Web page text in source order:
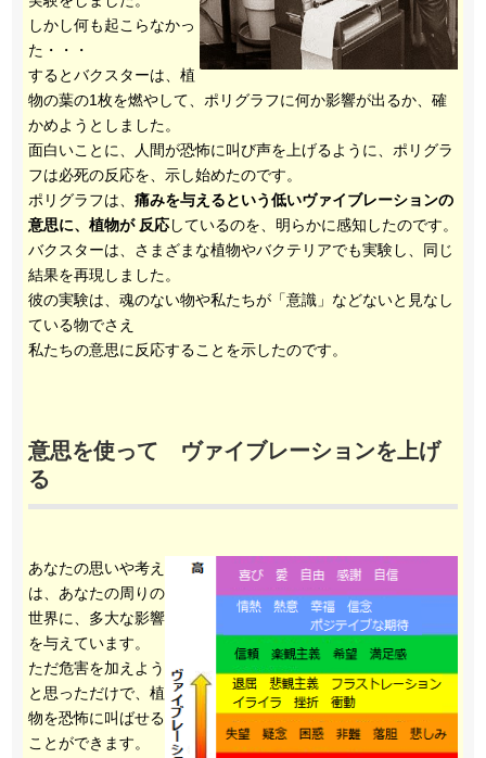
しかし何も起こらなかっ
た・・・
するとバクスターは、植
物の葉の1枚を燃やして、ポリグラフに何か影響が出るか、確
かめようとしました。
面白いことに、人間が恐怖に叫び声を上げるように、ポリグラ
フは必死の反応を、示し始めたのです。
ポリグラフは、 痛みを与えるという低いヴァイブレーションの
意思に、植物が 反応しているのを、明らかに感知したのです。
バクスターは、さまざまな植物やバクテリアでも実験し、同じ
結果を再現しました。
彼の実験は、魂のない物や私たちが「意識」などないと見なし
ている物でさえ
私たちの意思に反応することを示したのです。
意思を使って ヴァイブレーションを上げ
る
あなたの思いや考え
は、あなたの周りの
世界に、多大な影響
を与えています。
ただ危害を加えよう
と思っただけで、植
物を恐怖に叫ばせる
ことができます。